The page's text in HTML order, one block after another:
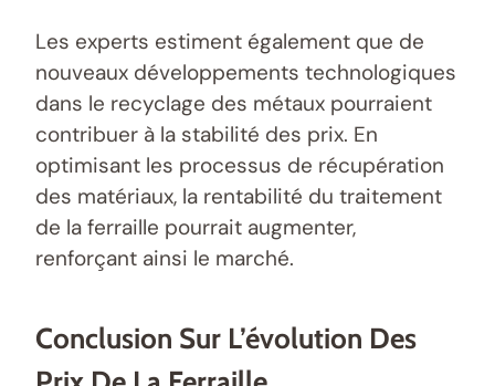
Les experts estiment également que de
nouveaux développements technologiques
dans le recyclage des métaux pourraient
contribuer à la stabilité des prix. En
optimisant les processus de récupération
des matériaux, la rentabilité du traitement
de la ferraille pourrait augmenter,
renforçant ainsi le marché.
Conclusion Sur L’évolution Des